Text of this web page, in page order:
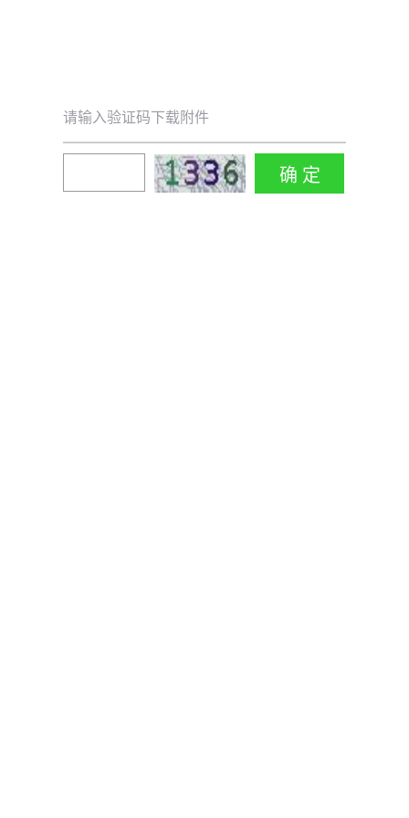
请输入验证码下载附件